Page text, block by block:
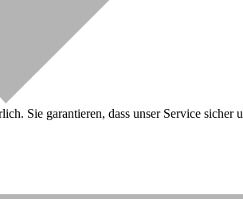
Sie garantieren, dass unser Service